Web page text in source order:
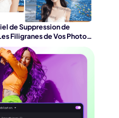
de Suppression de
Filigranes de Vos Photos